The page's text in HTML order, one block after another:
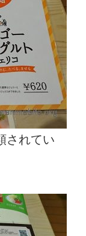
されてい